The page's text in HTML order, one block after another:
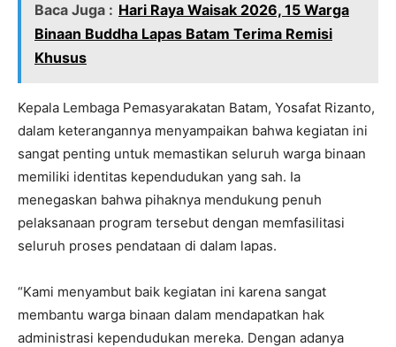
Baca Juga : Hari Raya Waisak 2026, 15 Warga
Binaan Buddha Lapas Batam Terima Remisi
Khusus
Kepala Lembaga Pemasyarakatan Batam, Yosafat Rizanto,
dalam keterangannya menyampaikan bahwa kegiatan ini
sangat penting untuk memastikan seluruh warga binaan
memiliki identitas kependudukan yang sah. Ia
menegaskan bahwa pihaknya mendukung penuh
pelaksanaan program tersebut dengan memfasilitasi
seluruh proses pendataan di dalam lapas.
“Kami menyambut baik kegiatan ini karena sangat
membantu warga binaan dalam mendapatkan hak
administrasi kependudukan mereka. Dengan adanya